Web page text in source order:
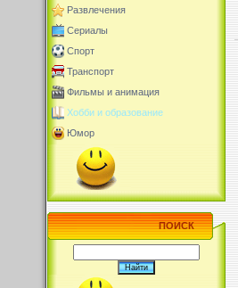
Развлечения
Сериалы
Спорт
Транспорт
Фильмы и анимация
Хобби и образование
Юмор
ПОИСК